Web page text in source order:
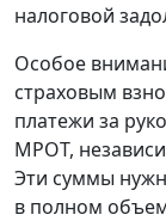
налоговой
Особое
страховым
платежи за
МРОТ,
Эти суммы
в полном